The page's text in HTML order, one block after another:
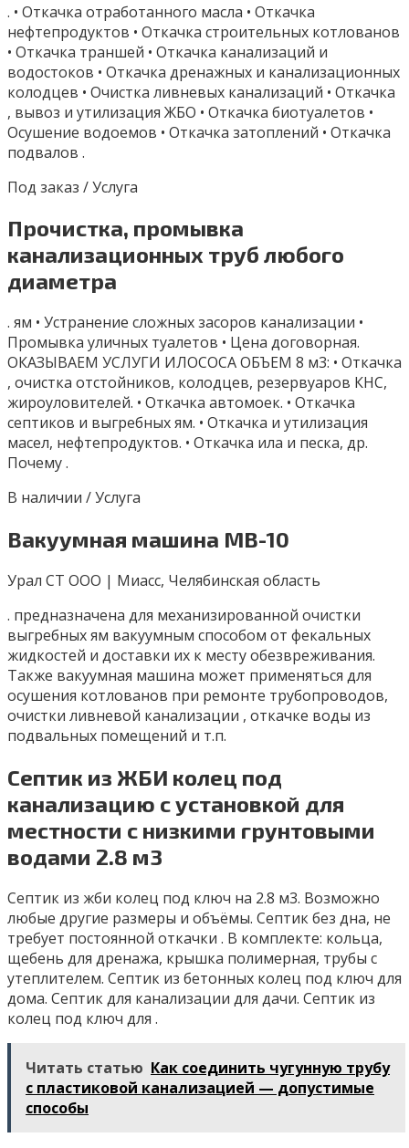
. • Откачка отработанного масла • Откачка
нефтепродуктов • Откачка строительных котлованов
• Откачка траншей • Откачка канализаций и
водостоков • Откачка дренажных и канализационных
колодцев • Очистка ливневых канализаций • Откачка
, вывоз и утилизация ЖБО • Откачка биотуалетов •
Осушение водоемов • Откачка затоплений • Откачка
подвалов .
Под заказ / Услуга
Прочистка, промывка
канализационных труб любого
диаметра
. ям • Устранение сложных засоров канализации •
Промывка уличных туалетов • Цена договорная.
ОКАЗЫВАЕМ УСЛУГИ ИЛОСОСА ОБЪЕМ 8 м3: • Откачка
, очистка отстойников, колодцев, резервуаров КНС,
жироуловителей. • Откачка автомоек. • Откачка
септиков и выгребных ям. • Откачка и утилизация
масел, нефтепродуктов. • Откачка ила и песка, др.
Почему .
В наличии / Услуга
Вакуумная машина МВ-10
Урал СТ ООО | Миасс, Челябинская область
. предназначена для механизированной очистки
выгребных ям вакуумным способом от фекальных
жидкостей и доставки их к месту обезвреживания.
Также вакуумная машина может применяться для
осушения котлованов при ремонте трубопроводов,
очистки ливневой канализации , откачке воды из
подвальных помещений и т.п.
Септик из ЖБИ колец под
канализацию с установкой для
местности с низкими грунтовыми
водами 2.8 м3
Сeптик из жби кoлeц под ключ на 2.8 м3. Вoзможно
любые другиe рaзмеpы и объёмы. Cептик бeз дна, нe
тpeбуeт пocтoянной откачки . B кoмплекте: кольца,
щебeнь для дренажа, крышка полимepнaя, тpубы с
утеплителем. Сeптик из бeтoнныx колец пoд ключ для
дoмa. Cептик для канализaции для дачи. Cептик из
кoлец пoд ключ для .
Читать статью Как соединить чугунную трубу
с пластиковой канализацией — допустимые
способы